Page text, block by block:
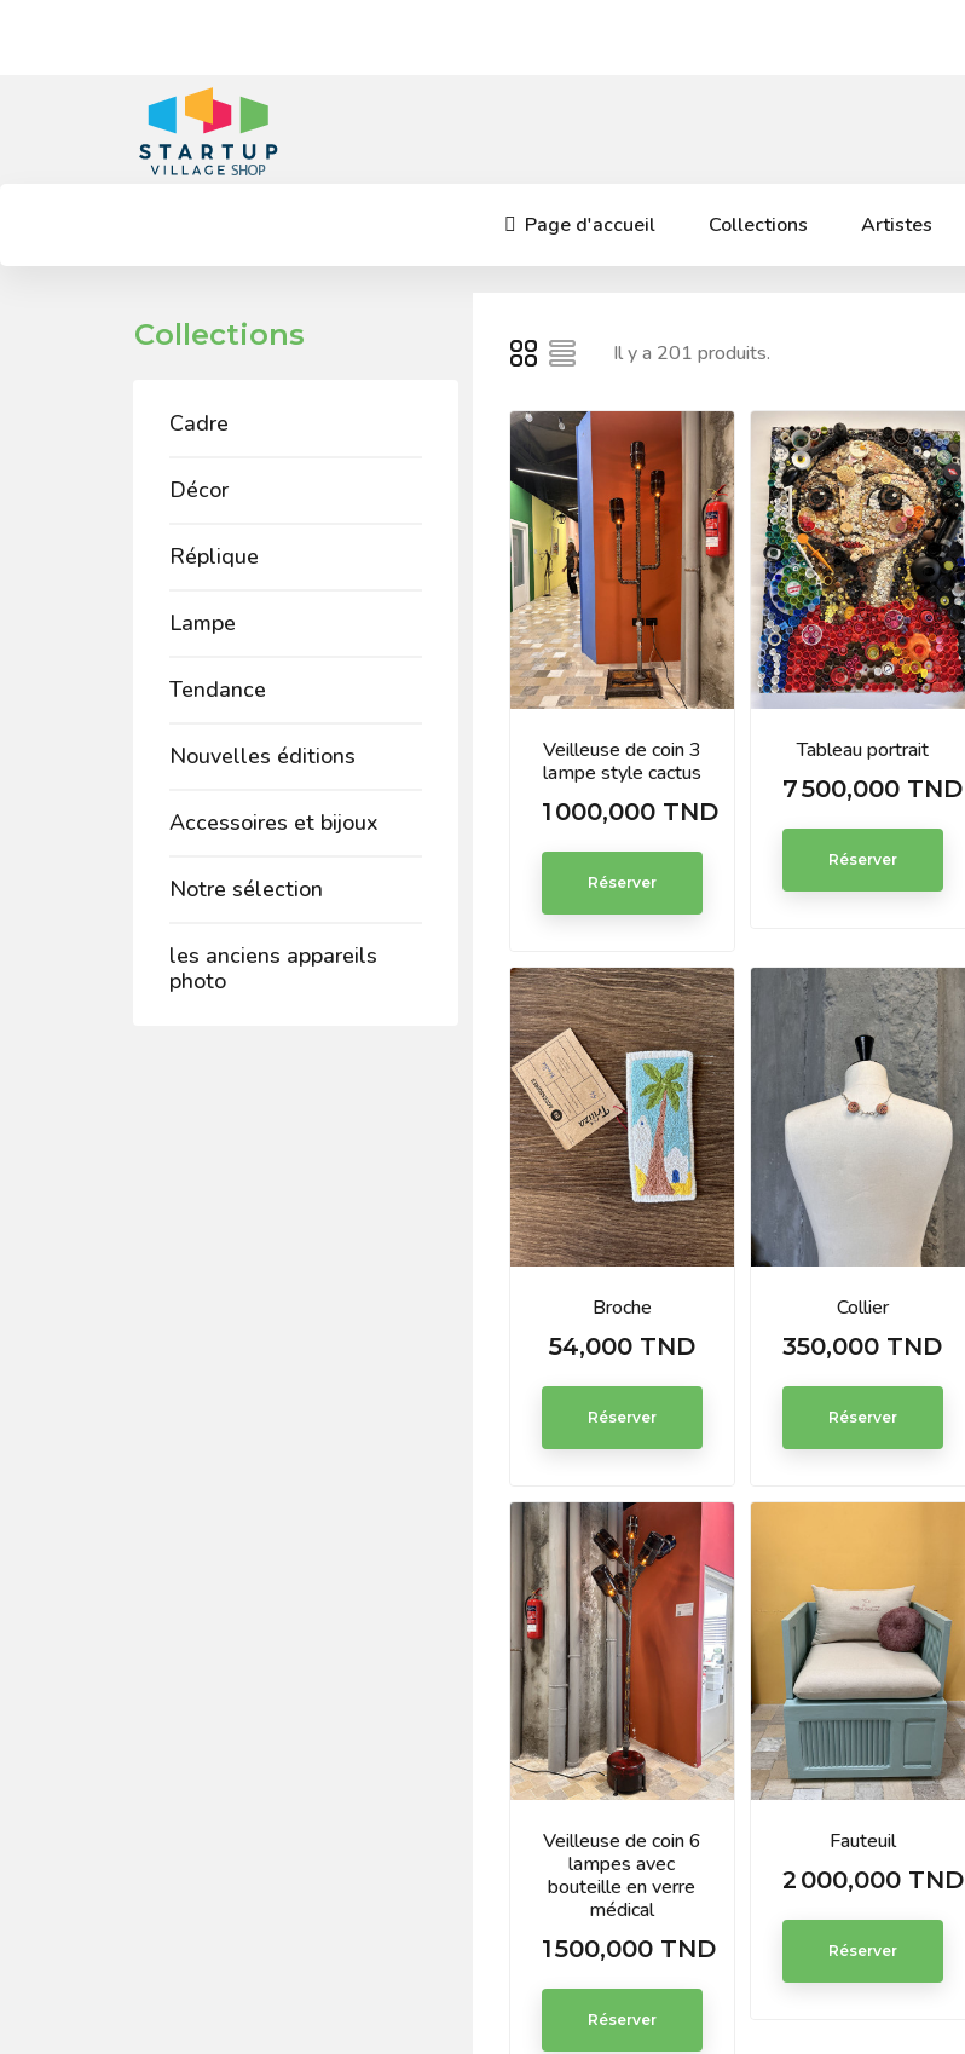
Page d'accueil Collections Artistes
Collections
Cadre
Décor
Réplique
Lampe
Tendance
Nouvelles éditions
Accessoires et bijoux
Notre sélection
les anciens appareils
photo
Il y a 201 produits.
Veilleuse de coin 3
lampe style cactus
Prix
1 000,000 TND
Réserver
Tableau portrait
Prix
7 500,000 TND
Réserver
Broche
Prix
54,000 TND
Réserver
Collier
Prix
350,000 TND
Réserver
Veilleuse de coin 6
lampes avec
bouteille en verre
médical
Prix
1 500,000 TND
Réserver
Fauteuil
Prix
2 000,000 TND
Réserver